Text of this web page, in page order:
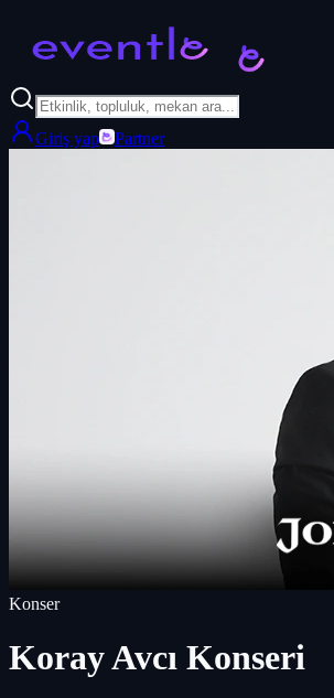
Giriş yap Partner
Konser
Koray Avcı Konseri